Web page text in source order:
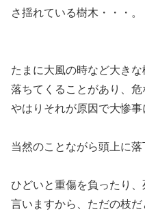
さ揺れている樹木・・・。
たまに大風の時など大き
落ちてくることがあり、危
やはりそれが原因で大惨事
当然のことながら頭上に落
ひどいと重傷を負ったり
言いますから、ただの枝